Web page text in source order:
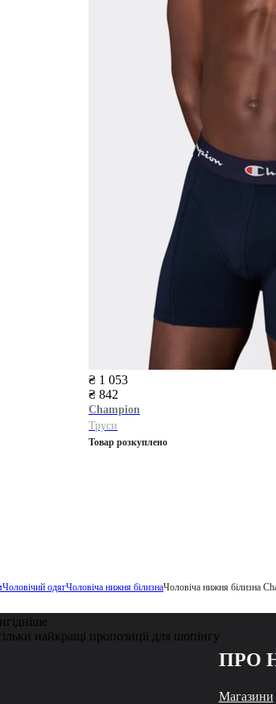
₴ 1 053
₴ 842
Champion
Труси
Товар розкуплено
Чоловічий одягЧоловіча нижня білизнаЧоловіча нижня білизна
найкращі пропозиції для шопінгу
ПРО
Магазини